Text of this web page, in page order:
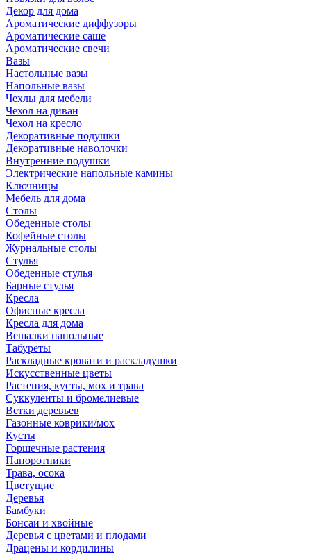
Декор для дома
Ароматические диффузоры
Ароматические саше
Ароматические свечи
Вазы
Настольные вазы
Напольные вазы
Чехлы для мебели
Чехол на диван
Чехол на кресло
Декоративные подушки
Декоративные наволочки
Внутренние подушки
Электрические напольные камины
Ключницы
Мебель для дома
Столы
Обеденные столы
Кофейные столы
Журнальные столы
Стулья
Обеденные стулья
Барные стулья
Кресла
Офисные кресла
Кресла для дома
Вешалки напольные
Табуреты
Раскладные кровати и раскладушки
Искусственные цветы
Растения, кусты, мох и трава
Суккуленты и бромелиевые
Ветки деревьев
Газонные коврики/мох
Кусты
Горшечные растения
Папоротники
Трава, осока
Цветущие
Деревья
Бамбуки
Бонсаи и хвойные
Деревья с цветами и плодами
Драцены и кордилины